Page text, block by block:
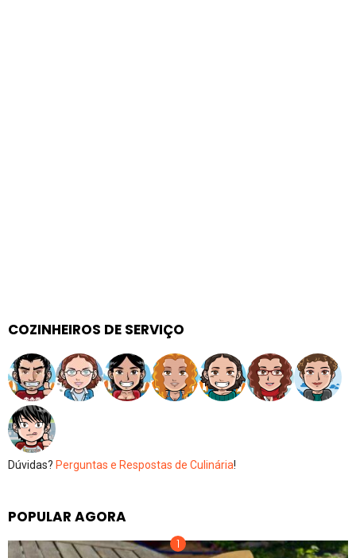
COZINHEIROS DE SERVIÇO
Dúvidas? Perguntas e Respostas de Culinária!
POPULAR AGORA